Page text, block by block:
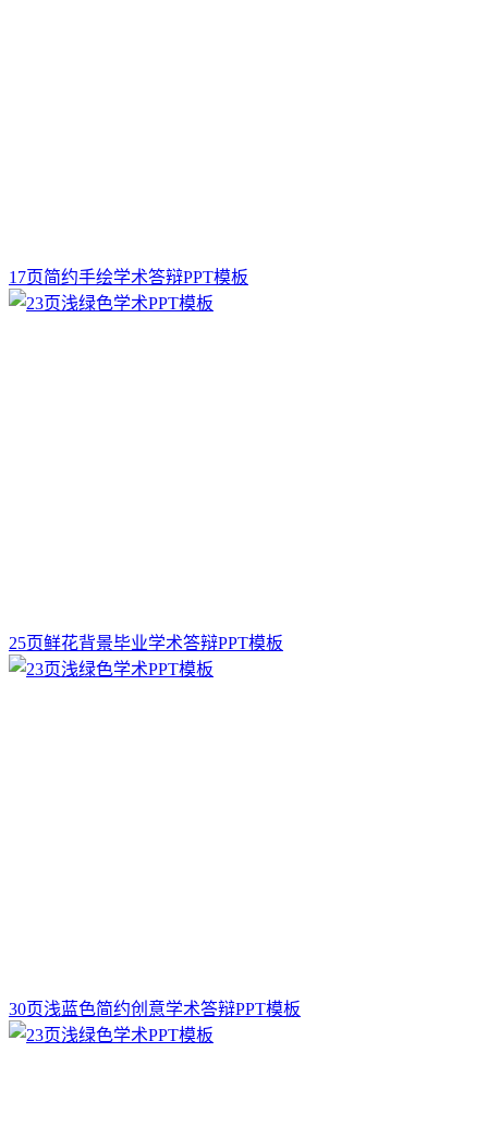
17页简约手绘学术答辩PPT模板
25页鲜花背景毕业学术答辩PPT模板
30页浅蓝色简约创意学术答辩PPT模板